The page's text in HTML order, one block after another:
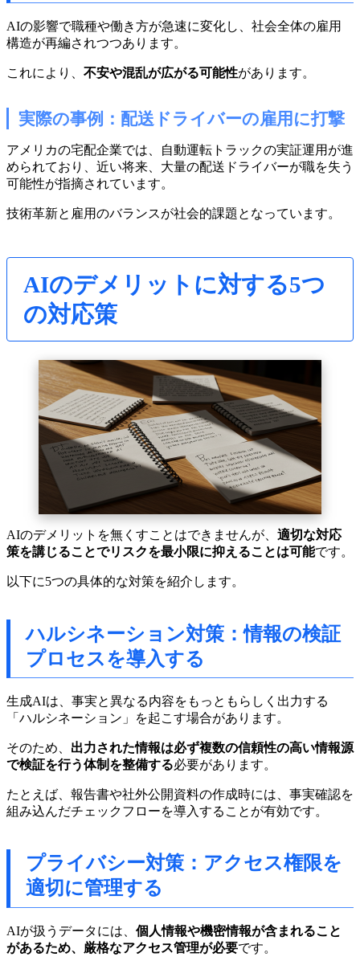
AIの影響で職種や働き方が急速に変化し、社会全体の雇用
構造が再編されつつあります。
これにより、 不安や混乱が広がる可能性があります。
実際の事例：配送ドライバーの雇用に打撃
アメリカの宅配企業では、自動運転トラックの実証運用が進
められており、近い将来、大量の配送ドライバーが職を失う
可能性が指摘されています。
技術革新と雇用のバランスが社会的課題となっています。
AIのデメリットに対する5つ
の対応策
AIのデメリットを無くすことはできませんが、 適切な対応
策を講じることでリスクを最小限に抑えることは可能です。
以下に5つの具体的な対策を紹介します。
ハルシネーション対策：情報の検証
プロセスを導入する
生成AIは、事実と異なる内容をもっともらしく出力する
「ハルシネーション」を起こす場合があります。
そのため、 出力された情報は必ず複数の信頼性の高い情報源
で検証を行う体制を整備する必要があります。
たとえば、報告書や社外公開資料の作成時には、事実確認を
組み込んだチェックフローを導入することが有効です。
プライバシー対策：アクセス権限を
適切に管理する
AIが扱うデータには、 個人情報や機密情報が含まれること
があるため、厳格なアクセス管理が必要です。